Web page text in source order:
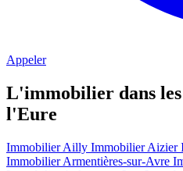
Appeler
L'immobilier dans
l'Eure
Immobilier Ailly Immobilier Aizier
Immobilier Armentières-sur-Avre